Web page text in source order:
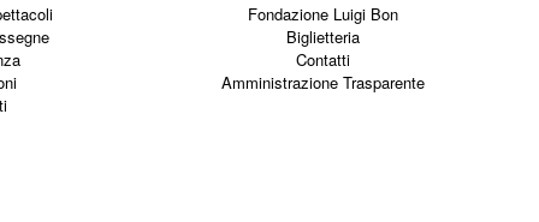
Fondazione Luigi Bon
Biglietteria
Contatti
Amministrazione Trasparente